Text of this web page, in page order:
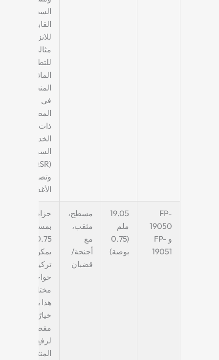
السطح غير
القابل
للانزلاق
مثالي
للتطبيقات
المائلة/
المنحدرة
في
المطاعم
ذات
الخدمة
السريعة
وتصنيع
الأغذية.
FP-
19050
و FP-
19051
19.05
ملم
(0.75
بوصة)
مسطح،
مثقب،
مع
أجنحة/
قضبان
حزام قوي
بمسافة
يمكن
تركيبه مع
حواجز
مختلفة.
هذا يجعله
خيارًا
مفضلاً
لرفع
المنتجات